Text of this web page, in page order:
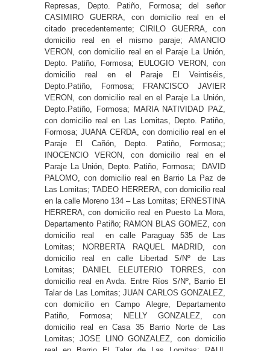
Represas, Depto. Patiño, Formosa; del señor
CASIMIRO GUERRA, con domicilio real en el
citado precedentemente; CIRILO GUERRA, con
domicilio real en el mismo paraje; AMANCIO
VERON, con domicilio real en el Paraje La Unión,
Depto. Patiño, Formosa; EULOGIO VERON, con
domicilio real en el Paraje El Veintiséis,
Depto.Patiño, Formosa; FRANCISCO JAVIER
VERON, con domicilio real en el Paraje La Unión,
Depto.Patiño, Formosa; MARIA NATIVIDAD PAZ,
con domicilio real en Las Lomitas, Depto. Patiño,
Formosa; JUANA CERDA, con domicilio real en el
Paraje El Cañón, Depto. Patiño, Formosa;;
INOCENCIO VERON, con domicilio real en el
Paraje La Unión, Depto. Patiño, Formosa; DAVID
PALOMO, con domicilio real en Barrio La Paz de
Las Lomitas; TADEO HERRERA, con domicilio real
en la calle Moreno 134 – Las Lomitas; ERNESTINA
HERRERA, con domicilio real en Puesto La Mora,
Departamento Patiño; RAMON BLAS GOMEZ, con
domicilio real en calle Paraguay 535 de Las
Lomitas; NORBERTA RAQUEL MADRID, con
domicilio real en calle Libertad S/Nº de Las
Lomitas; DANIEL ELEUTERIO TORRES, con
domicilio real en Avda. Entre Ríos S/Nº, Barrio El
Talar de Las Lomitas; JUAN CARLOS GONZALEZ,
con domicilio en Campo Alegre, Departamento
Patiño, Formosa; NELLY GONZALEZ, con
domicilio real en Casa 35 Barrio Norte de Las
Lomitas; JOSE LINO GONZALEZ, con domicilio